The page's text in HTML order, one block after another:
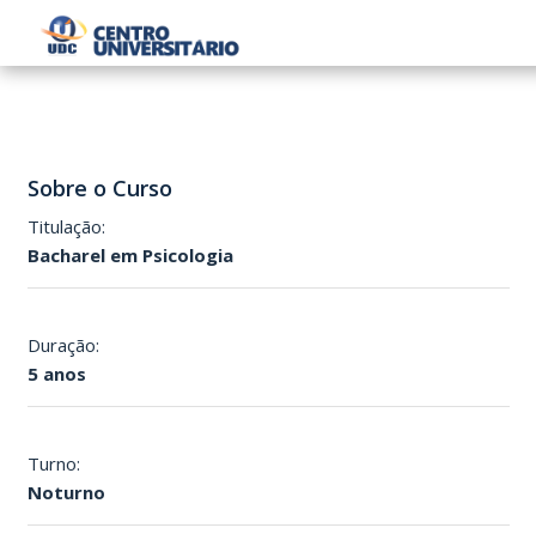
Sobre o Curso
Titulação:
Bacharel em Psicologia
Duração:
5 anos
Turno:
Noturno